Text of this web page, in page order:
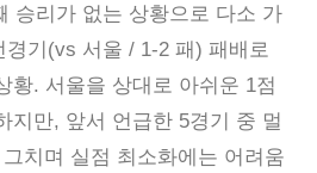
승리가 없는 상황으로 다소 가
기(vs 서울 / 1-2 패) 패배로
황. 서울을 상대로 아쉬운 1점
지만, 앞서 언급한 5경기 중 멀
치며 실점 최소화에는 어려움